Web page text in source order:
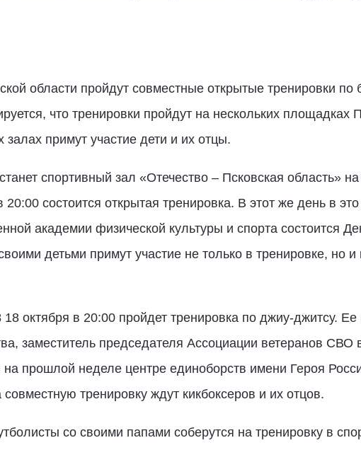
области пройдут совместные открытые тренировки по
что тренировки пройдут на нескольких площадках
примут участие дети и их отцы.
спортивный зал «Отечество – Псковская область»
состоится открытая тренировка. В этот же день в
академии физической культуры и спорта состоится
детьми примут участие не только в тренировке, но и
октября в 20:00 пройдет тренировка по джиу-джитсу. Ее
заместитель председателя Ассоциации ветеранов СВО
прошлой неделе центре единоборств имени Героя
тренировку ждут кикбоксеров и их отцов.
со своими папами соберутся на тренировку в